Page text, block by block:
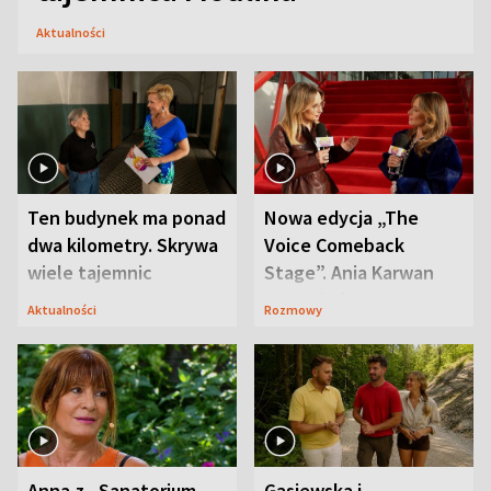
Aktualności
Ten budynek ma ponad
dwa kilometry. Skrywa
wiele tajemnic
Aktualności
Nowa edycja „The
Voice Comeback
Stage”. Ania Karwan
zapowiada
Rozmowy